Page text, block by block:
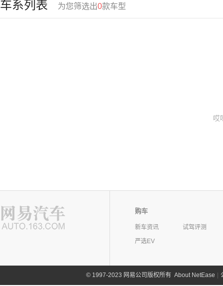
车系列表 为您筛选出0款车型
哎
购车
新车资讯
试驾评测
严选EV
©1997-2023 网易公司版权所有 About NetEase